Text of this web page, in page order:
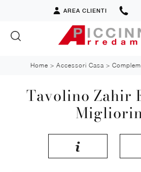
AREA CLIENTI
Home > Accessori Casa >
Tavolino Zahir